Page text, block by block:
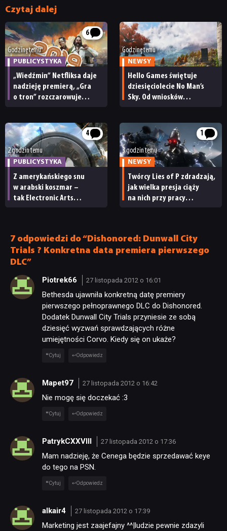
NEWSY
RECENZJE
PUBLICYSTYKA
KULTURA
TECHNOLOGIE
DYSKUSJE
JUŻ GRALIŚMY
SKLEP
Czytaj dalej
6
Godzinę temu
PUBLICYSTYKA
„Wiedźmin” Netfliksa daje
nadzieję premierą, „Gra
o tron” rozczarowuje
Przypominamy
najważniejsze wydarzenia
z 2019 roku [30 LAT CDA]
Godzinę temu
NEWSY
Hello Games świętuje
dziesięciolecie No Man’s
Sky. Od wniosków
4
2 godzin temu
PUBLICYSTYKA
Z amerykańskiego snu
w arabski koszmar –
tak Electronic Arts
1
3 godzin temu
NEWSY
Twórcy Lies of P zdradzają,
jak wielka presja ciąży
na nich przy pracy
7 odpowiedzi do “Dishonored: Dunwall City
Trials ? Konkretna data premiera pierwszego
DLC”
Piotrek66 27 listopada 2012 o 16:01
Bethesda ujawniła konkretną datę premiery
pierwszego pełnoprawnego DLC do Dishonored.
Dodatek Dunwall City Trials przyniesie ze sobą
dziesięć wyzwań sprawdzających różne
umiejętności Corvo. Kiedy się on ukaże?
Cytuj Odpowiedz
Mapet97 27 listopada 2012 o 16:42
Nie mogę się doczekać :3
Cytuj Odpowiedz
PatrykCXXVIII 27 listopada 2012 o 17:36
Mam nadzieję, że Cenega będzie sprzedawać keye
do tego na PSN.
Cytuj Odpowiedz
alkair4 27 listopada 2012 o 17:39
Marketing jest zaajefajny ^^|ludzie pewnie zdazyli